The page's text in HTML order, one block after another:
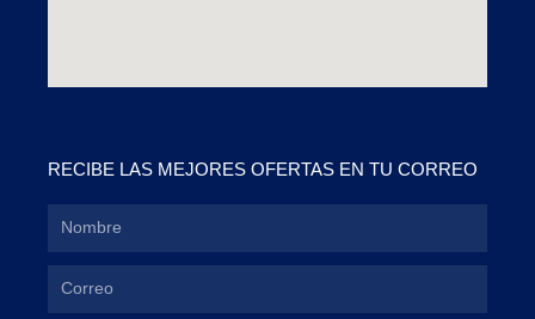
RECIBE LAS MEJORES OFERTAS EN TU CORREO